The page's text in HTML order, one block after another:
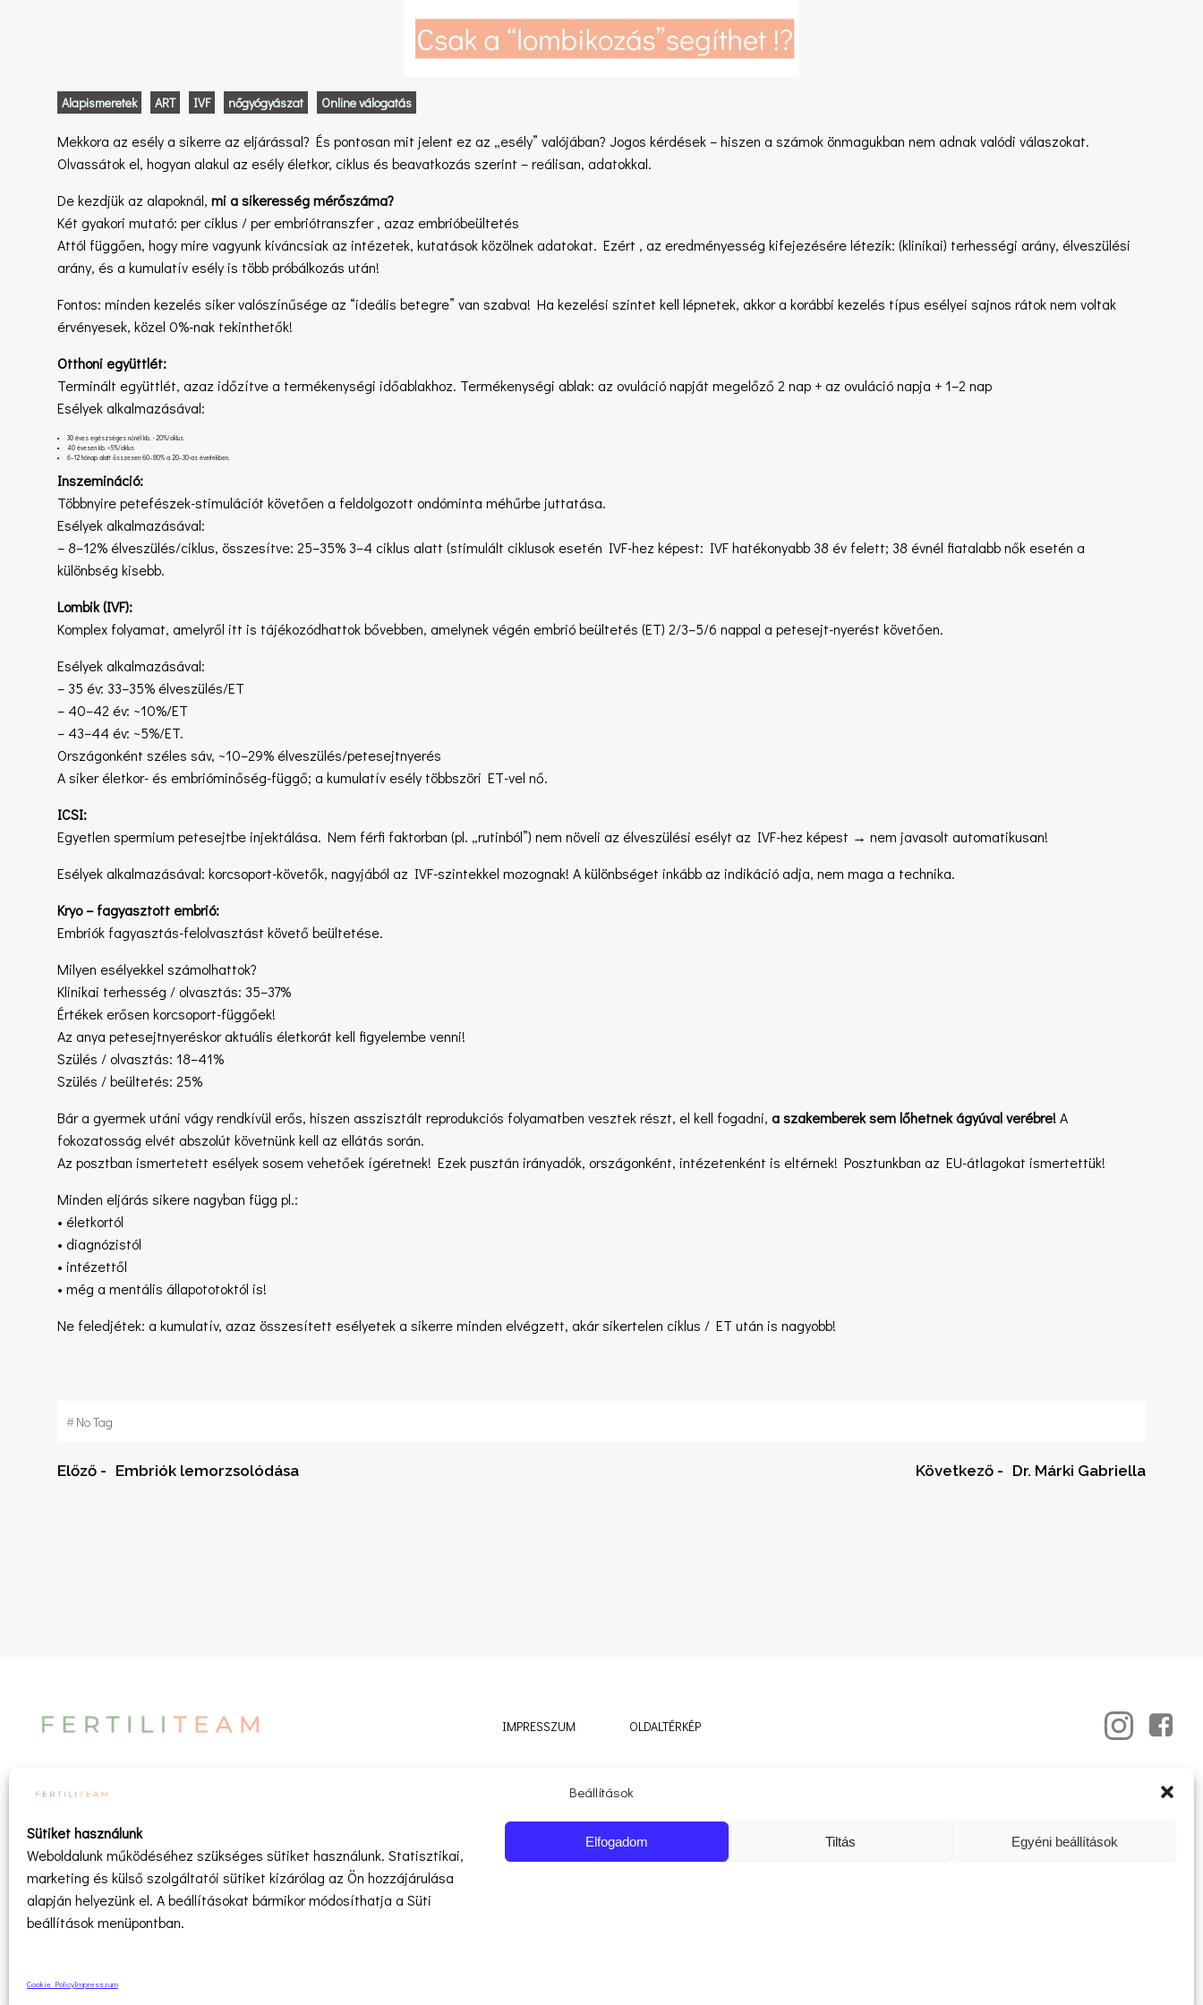
Beállítások
Sütiket használunk
Weboldalunk működéséhez szükséges sütiket használunk. Statisztikai,
marketing és külső szolgáltatói sütiket kizárólag az Ön hozzájárulása
alapján helyezünk el. A beállításokat bármikor módosíthatja a Süti
beállítások menüpontban.
Elfogadom Tiltás Egyéni beállítások
Cookie PolicyImpresszum
Alapismeretek ART IVF nőgyógyászat Online válogatás
Mekkora az esély a sikerre az eljárással? És pontosan mit jelent ez az „esély” valójában? Jogos kérdések – hiszen a számok önmagukban nem adnak valódi válaszokat.
Olvassátok el, hogyan alakul az esély életkor, ciklus és beavatkozás szerint – reálisan, adatokkal.
De kezdjük az alapoknál, mi a sikeresség mérőszáma?
Két gyakori mutató: per ciklus / per embriótranszfer , azaz embrióbeültetés
Attól függően, hogy mire vagyunk kiváncsiak az intézetek, kutatások közölnek adatokat. Ezért , az eredményesség kifejezésére létezik: (klinikai) terhességi arány, élveszülési
arány, és a kumulatív esély is több próbálkozás után!
Fontos: minden kezelés siker valószínűsége az “ideális betegre” van szabva! Ha kezelési szintet kell lépnetek, akkor a korábbi kezelés típus esélyei sajnos rátok nem voltak
érvényesek, közel 0%-nak tekinthetők!
Otthoni együttlét:
Terminált együttlét, azaz időzítve a termékenységi időablakhoz. Termékenységi ablak: az ovuláció napját megelőző 2 nap + az ovuláció napja + 1–2 nap
Esélyek alkalmazásával:
30 éves egészséges nőnél kb. ~20%/ciklus
40 évesen kb. <5%/ciklus
6–12 hónap alatt összesen 60–80% a 20–30-as éveitekben.
Inszemináció:
Többnyire petefészek-stimulációt követően a feldolgozott ondóminta méhűrbe juttatása.
Esélyek alkalmazásával:
– 8–12% élveszülés/ciklus, összesítve: 25–35% 3–4 ciklus alatt (stimulált ciklusok esetén IVF-hez képest: IVF hatékonyabb 38 év felett; 38 évnél fiatalabb nők esetén a
különbség kisebb.
Lombik (IVF):
Komplex folyamat, amelyről itt is tájékozódhattok bővebben, amelynek végén embrió beültetés (ET) 2/3–5/6 nappal a petesejt-nyerést követően.
Esélyek alkalmazásával:
– 35 év: 33–35% élveszülés/ET
– 40–42 év: ~10%/ET
– 43–44 év: ~5%/ET.
Országonként széles sáv, ~10–29% élveszülés/petesejtnyerés
A siker életkor- és embrióminőség-függő; a kumulatív esély többszöri ET-vel nő.
ICSI:
Egyetlen spermium petesejtbe injektálása. Nem férfi faktorban (pl. „rutinból”) nem növeli az élveszülési esélyt az IVF-hez képest → nem javasolt automatikusan!
Esélyek alkalmazásával: korcsoport-követők, nagyjából az IVF-szintekkel mozognak! A különbséget inkább az indikáció adja, nem maga a technika.
Kryo – fagyasztott embrió:
Embriók fagyasztás-felolvasztást követő beültetése.
Milyen esélyekkel számolhattok?
Klinikai terhesség / olvasztás: 35–37%
Értékek erősen korcsoport-függőek!
Az anya petesejtnyeréskor aktuális életkorát kell figyelembe venni!
Szülés / olvasztás: 18–41%
Szülés / beültetés: 25%
Bár a gyermek utáni vágy rendkívül erős, hiszen asszisztált reprodukciós folyamatben vesztek részt, el kell fogadni, a szakemberek sem lőhetnek ágyúval verébre!A
fokozatosság elvét abszolút követnünk kell az ellátás során.
Az posztban ismertetett esélyek sosem vehetőek ígéretnek! Ezek pusztán irányadók, országonként, intézetenként is eltérnek! Posztunkban az EU-átlagokat ismertettük!
Minden eljárás sikere nagyban függ pl.:
• életkortól
• diagnózistól
• intézettől
• még a mentális állapototoktól is!
Ne feledjétek: a kumulatív, azaz összesített esélyetek a sikerre minden elvégzett, akár sikertelen ciklus / ET után is nagyobb!
#No Tag
Post
Előző - Embriók lemorzsolódása Következő - Dr. Márki Gabriella
IMPRESSZUM OLDALTÉRKÉP
A tartalom nem minősül orvosi tanácsadásnak, diagnózisnak vagy kezelésre vonatkozó javaslatnak, és nem helyettesíti az orvosi vizsgálatot vagy egészségügyi szakemberrel történő
konzultációt!
A weboldal tartalma szerzői jogvédelem alatt áll. TILOS a tartalom FORRÁS MEGJELÖLÉS NÉLKÜLI másolása, terjesztése vagy felhasználása a tulajdonos előzetes írásbeli engedélye